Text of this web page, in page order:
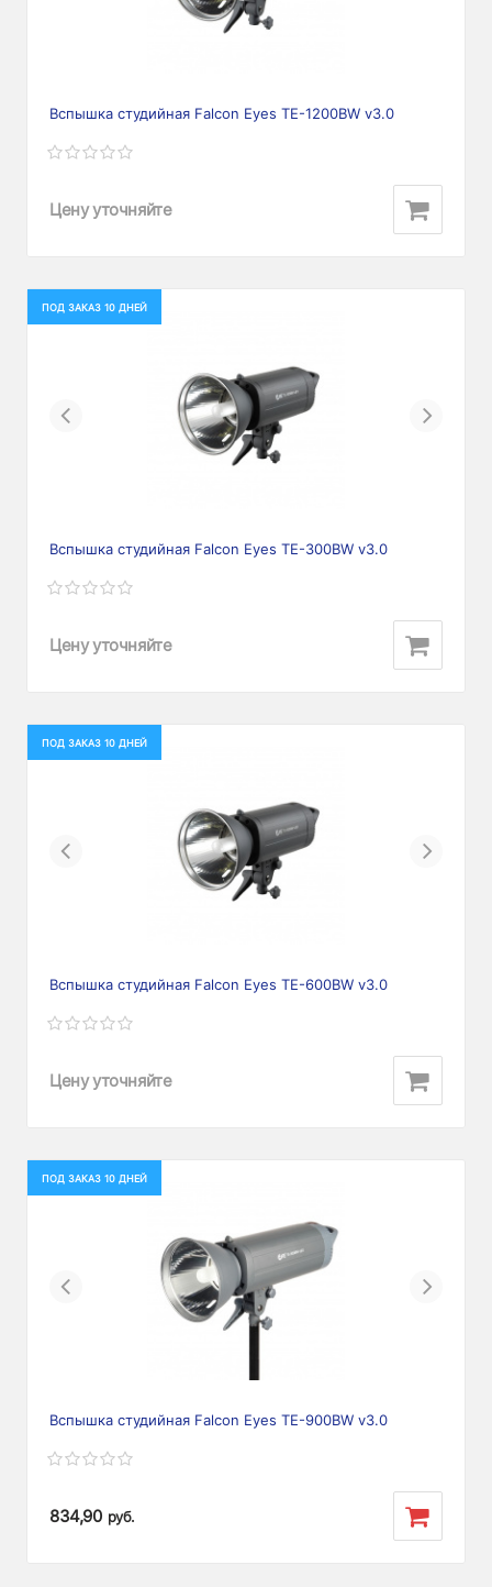
Вспышка студийная Falcon Eyes TE-1200BW v3.0
Цену уточняйте
ПОД ЗАКАЗ 10 ДНЕЙ
Previous Next
Вспышка студийная Falcon Eyes TE-300BW v3.0
Цену уточняйте
ПОД ЗАКАЗ 10 ДНЕЙ
Previous Next
Вспышка студийная Falcon Eyes TE-600BW v3.0
Цену уточняйте
ПОД ЗАКАЗ 10 ДНЕЙ
Previous Next
Вспышка студийная Falcon Eyes TE-900BW v3.0
834,90 руб.